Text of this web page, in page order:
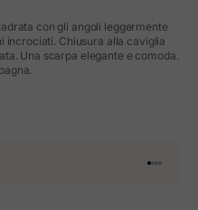
con gli angoli leggermente
incrociati. Chiusura alla caviglia
Una scarpa elegante e comoda.
Vai
Vai
Vai
Vai